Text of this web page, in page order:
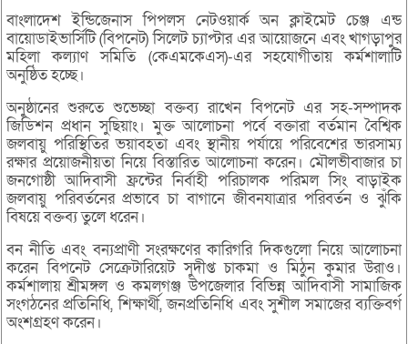
বাংলাদেশ ইন্ডিজেনাস পিপলস নেটওয়ার্ক অন ক্লাইমেট চেঞ্জ এন্ড
বায়োডাইভার্সিটি (বিপনেট) সিলেট চ্যাপ্টার এর আয়োজনে এবং খাগড়াপুর
মহিলা কল্যাণ সমিতি (কেএমকেএস)-এর সহযোগীতায় কর্মশালাটি
অনুষ্ঠিত হচ্ছে।
অনুষ্ঠানের শুরুতে শুভেচ্ছা বক্তব্য রাখেন বিপনেট এর সহ-সম্পাদক
জিডিশন প্রধান সুছিয়াং। মুক্ত আলোচনা পর্বে বক্তারা বর্তমান বৈশ্বিক
জলবায়ু পরিস্থিতির ভয়াবহতা এবং স্থানীয় পর্যায়ে পরিবেশের ভারসাম্য
রক্ষার প্রয়োজনীয়তা নিয়ে বিস্তারিত আলোচনা করেন। মৌলভীবাজার চা
জনগোষ্ঠী আদিবাসী ফ্রন্টের নির্বাহী পরিচালক পরিমল সিং বাড়াইক
জলবায়ু পরিবর্তনের প্রভাবে চা বাগানে জীবনযাত্রার পরিবর্তন ও ঝুঁকি
বিষয়ে বক্তব্য তুলে ধরেন।
বন নীতি এবং বন্যপ্রাণী সংরক্ষণের কারিগরি দিকগুলো নিয়ে আলোচনা
করেন বিপনেট সেক্রেটারিয়েট সুদীপ্ত চাকমা ও মিঠুন কুমার উরাও।
কর্মশালায় শ্রীমঙ্গল ও কমলগঞ্জ উপজেলার বিভিন্ন আদিবাসী সামাজিক
সংগঠনের প্রতিনিধি, শিক্ষার্থী, জনপ্রতিনিধি এবং সুশীল সমাজের ব্যক্তিবর্গ
অংশগ্রহণ করেন।